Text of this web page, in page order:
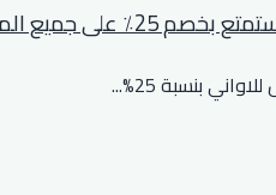
على جميع المنتجات
...